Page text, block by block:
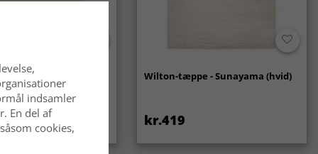
(creme) Wilton-tæppe - Sunayama (hvid)
kr.419
indsamler
En del af
cookies,